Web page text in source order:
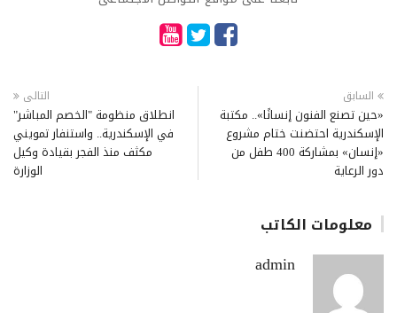
السابق
«حين تصنع الفنون إنسانًا».. مكتبة
الإسكندرية احتضنت ختام مشروع
«إنسان» بمشاركة 400 طفل من
دور الرعاية
التالى
انطلاق منظومة "الخصم المباشر"
في الإسكندرية.. واستنفار تمويني
مكثف منذ الفجر بقيادة وكيل
الوزارة
معلومات الكاتب
admin